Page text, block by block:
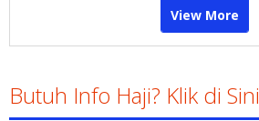
View More
Butuh Info Haji? Klik di Sini